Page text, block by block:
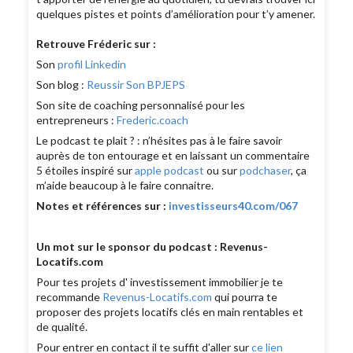
quelques pistes et points d’amélioration pour t’y amener.
Retrouve Fréderic sur :
Sonprofil Linkedin
Son blog : Reussir Son BPJEPS
Son site de coaching personnalisé pour les
entrepreneurs :Frederic.coach
Le podcast te plait ? : n’hésites pas à le faire savoir
auprès de ton entourage et en laissant un commentaire
5 étoiles inspiré surapple podcastou surpodchaser, ça
m’aide beaucoup à le faire connaitre.
Notes et références sur : investisseurs40.com/067
Un mot sur le sponsor du podcast : Revenus-
Locatifs.com
Pour tes projets d' investissement immobilier je te
recommande Revenus-Locatifs.com qui pourra te
proposer des projets locatifs clés en main rentables et
de qualité.
Pour entrer en contact il te suffit d'aller surce lien